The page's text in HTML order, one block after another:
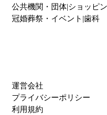
公共機関・団体 ショッピ
冠婚葬祭・イベント 歯科
運営会社
プライバシーポリシー
利用規約